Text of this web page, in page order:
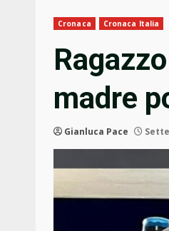
Cronaca Cronaca Italia
madre
Gianluca Pace